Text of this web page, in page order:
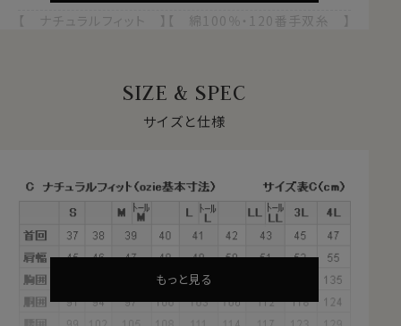
【 ナチュラルフィット 】【 綿100％・120番手双糸 】
【 ボタンダウン 】【 第一ボタン無し 】
【 ポケット無し 】【 長袖 】
繊維の長さが通常より長い綿（詳しくは繊維の長さが
28.6mm以上の原綿）を超長綿といいます。
超長綿は世界の綿生産量のたった3％しかない希少性の
高いプレミアムコットンです。
その中の1種類がアメリカ南西部が産地のスーピマ綿で
す。
SIZE & SPEC
サイズと仕様
もっと見る